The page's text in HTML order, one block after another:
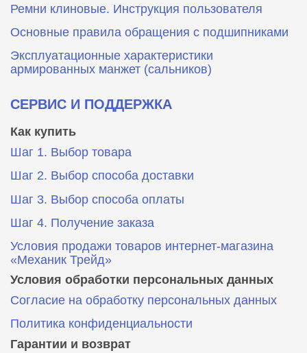
Ремни клиновые. Инструкция пользователя
Основные правила обращения с подшипниками
Эксплуатационные характеристики
армированных манжет (сальников)
СЕРВИС И ПОДДЕРЖКА
Как купить
Шаг 1. Выбор товара
Шаг 2. Выбор способа доставки
Шаг 3. Выбор способа оплаты
Шаг 4. Получение заказа
Условия продажи товаров интернет-магазина
«Механик Трейд»
Условия обработки персональных данных
Согласие на обработку персональных данных
Политика конфиденциальности
Гарантии и возврат